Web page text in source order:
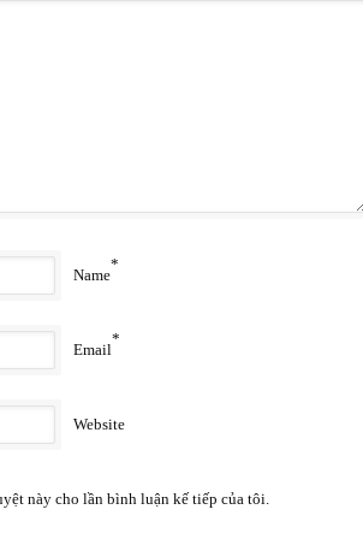
Name
*
Email
*
Website
này cho lần bình luận kế tiếp của tôi.